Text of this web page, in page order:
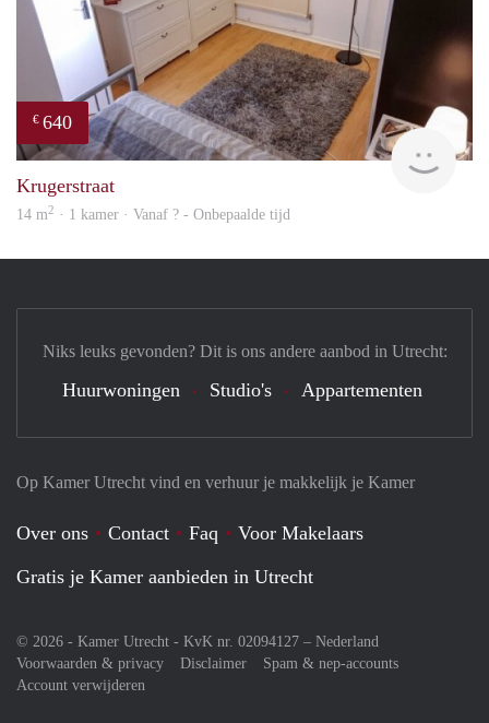
€ 640
Krugerstraat
14 m2 · 1 kamer · Vanaf ? - Onbepaalde tijd
Op Kamer Utrecht vind en verhuur je makkelijk je Kamer
Over ons Contact Faq
Voor Makelaars
Gratis je Kamer aanbieden in Utrecht
© 2026 - Kamer Utrecht - KvK nr. 02094127 – Nederland
Voorwaarden & privacy
Disclaimer
Spam & nep-accounts
Account verwijderen
Niks leuks gevonden? Dit is ons andere aanbod in Utrecht:
Huurwoningen Studio's Appartementen